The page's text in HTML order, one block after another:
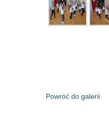
Powróć do galerii